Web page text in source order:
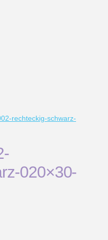
rechteckig-schwarz-
020×30-